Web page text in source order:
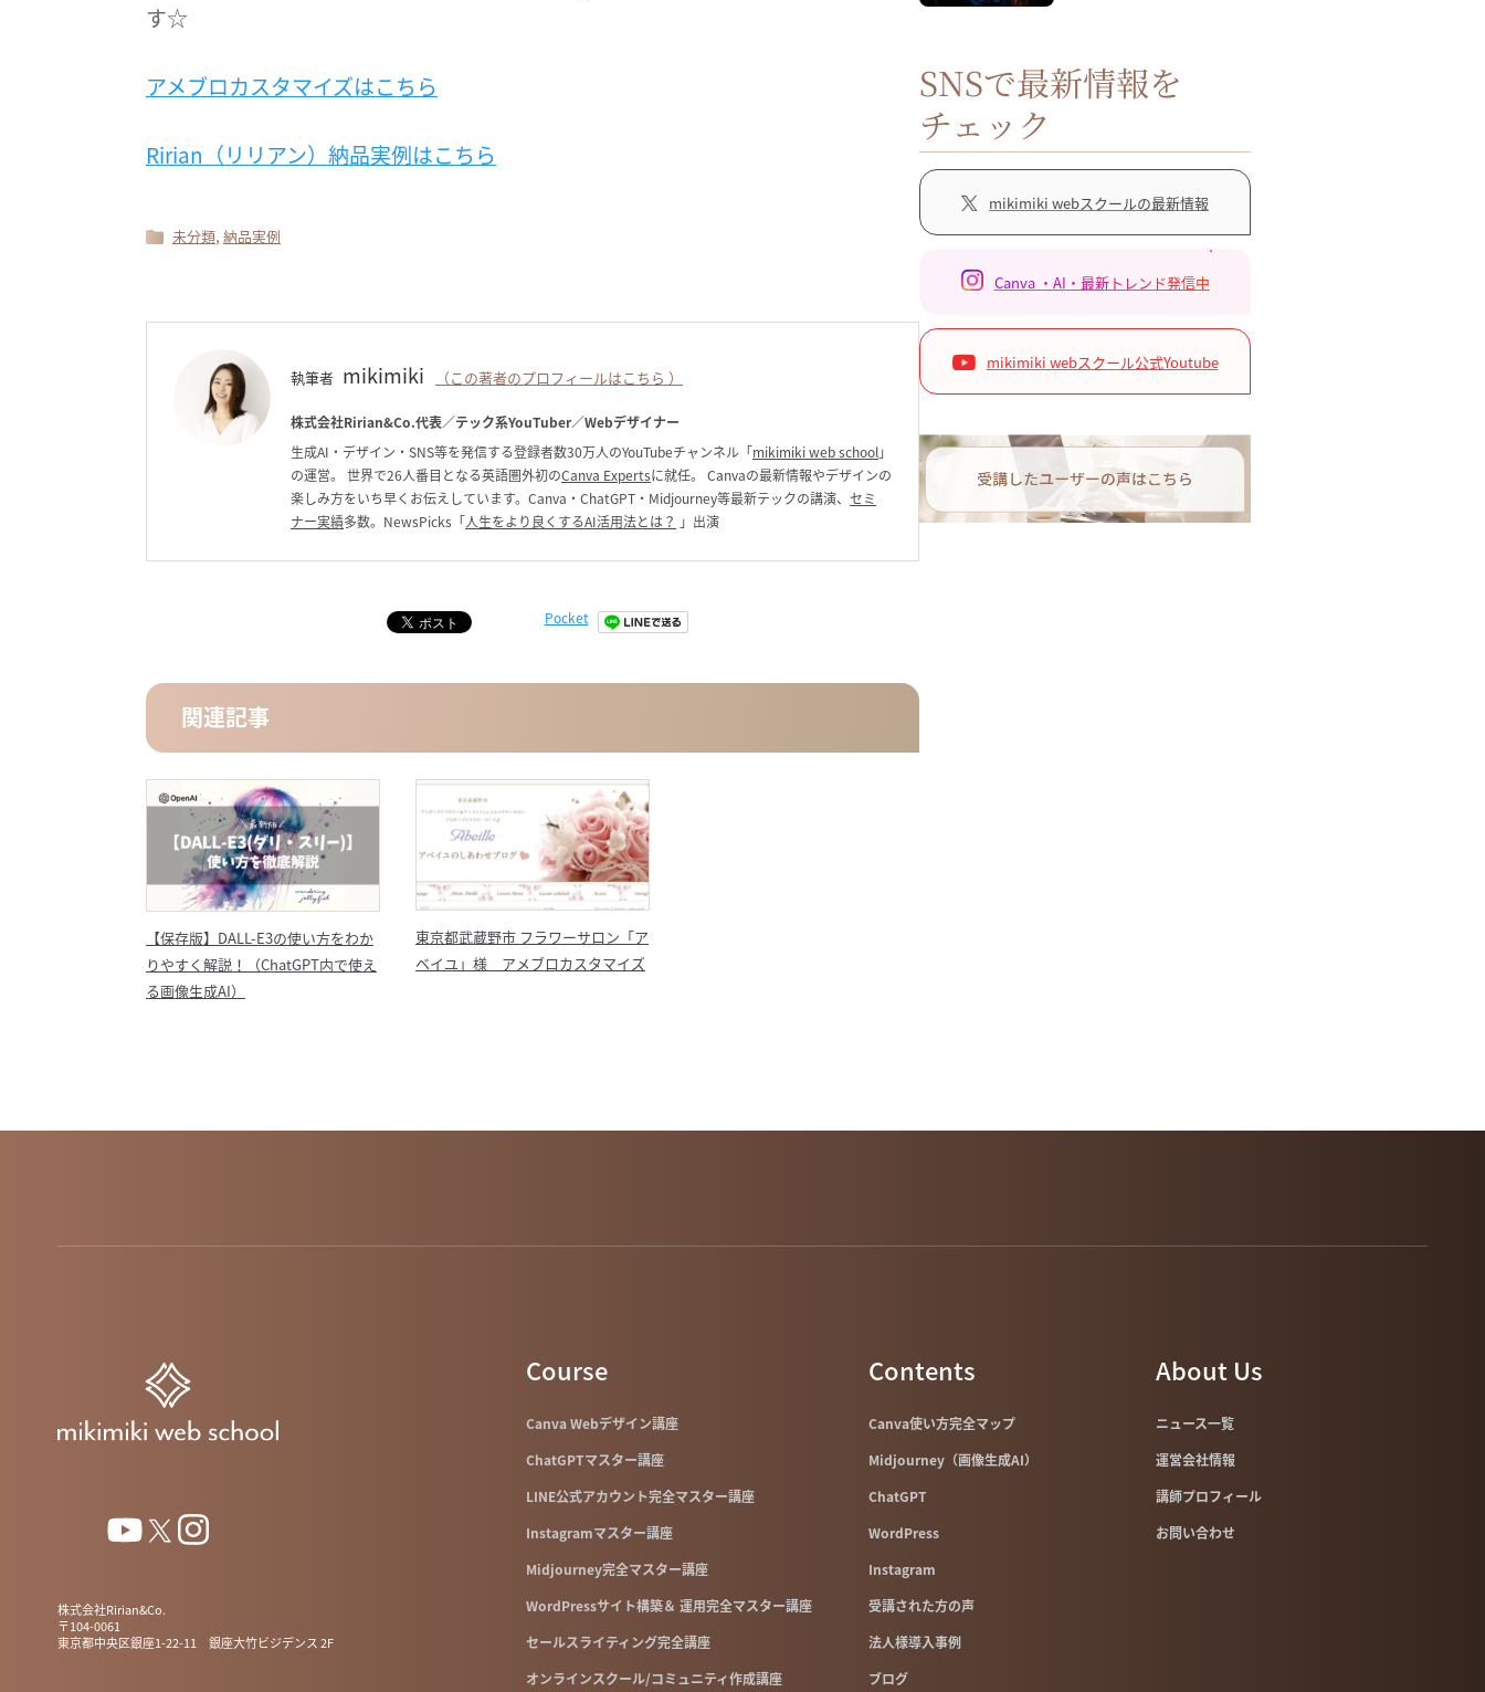
す☆
アメブロカスタマイズはこちら
Ririan（リリアン）納品実例はこちら
未分類, 納品実例
執筆者 mikimiki （この著者のプロフィールはこちら ）
株式会社Ririan&Co.代表／テック系YouTuber／Webデザイナー
生成AI・デザイン・SNS等を発信する登録者数30万人のYouTubeチャンネル「mikimiki web school」
の運営。 世界で26人番目となる英語圏外初のCanva Expertsに就任。 Canvaの最新情報やデザインの
楽しみ方をいち早くお伝えしています。Canva・ChatGPT・Midjourney等最新テックの講演、 セミ
ナー実績多数。NewsPicks「人生をより良くするAI活用法とは？ 」出演
Pocket
関連記事
【保存版】DALL-E3の使い方をわか
りやすく解説！（ChatGPT内で使え
る画像生成AI）
東京都武蔵野市 フラワーサロン「ア
ベイユ」様 アメブロカスタマイズ
SNSで最新情報を
チェック
mikimiki webスクールの最新情報
Canva ・AI・最新トレンド発信中
mikimiki webスクール公式Youtube
株式会社Ririan&Co.
〒104-0061
東京都中央区銀座1-22-11 銀座大竹ビジデンス 2F
Course
Canva Webデザイン講座
ChatGPTマスター講座
LINE公式アカウント完全マスター講座
Instagramマスター講座
Midjourney完全マスター講座
WordPressサイト構築＆ 運用完全マスター講座
セールスライティング完全講座
オンラインスクール/コミュニティ作成講座
Contents
Canva使い方完全マップ
Midjourney（画像生成AI）
ChatGPT
WordPress
Instagram
受講された方の声
法人様導入事例
ブログ
About Us
ニュース一覧
運営会社情報
講師プロフィール
お問い合わせ